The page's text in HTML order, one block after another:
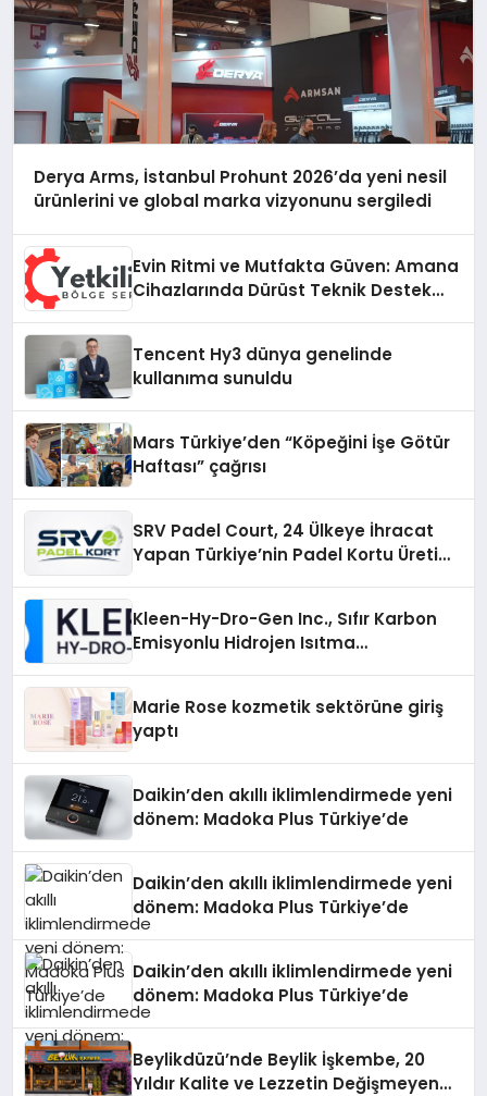
Derya Arms, İstanbul Prohunt 2026’da yeni nesil
ürünlerini ve global marka vizyonunu sergiledi
Evin Ritmi ve Mutfakta Güven: Amana
Cihazlarında Dürüst Teknik Destek
Tencent Hy3 dünya genelinde
kullanıma sunuldu
Mars Türkiye’den “Köpeğini İşe Götür
Haftası” çağrısı
SRV Padel Court, 24 Ülkeye İhracat
Yapan Türkiye’nin Padel Kortu Üretim
Kleen-Hy-Dro-Gen Inc., Sıfır Karbon
Emisyonlu Hidrojen Isıtma
Marie Rose kozmetik sektörüne giriş
yaptı
Daikin’den akıllı iklimlendirmede yeni
dönem: Madoka Plus Türkiye’de
Daikin’den akıllı iklimlendirmede yeni
dönem: Madoka Plus Türkiye’de
Daikin’den akıllı iklimlendirmede yeni
dönem: Madoka Plus Türkiye’de
Beylikdüzü’nde Beylik İşkembe, 20
Yıldır Kalite ve Lezzetin Değişmeyen